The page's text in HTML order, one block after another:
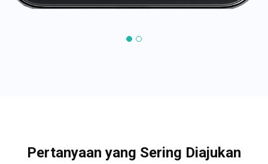
Pertanyaan yang Sering Diajukan